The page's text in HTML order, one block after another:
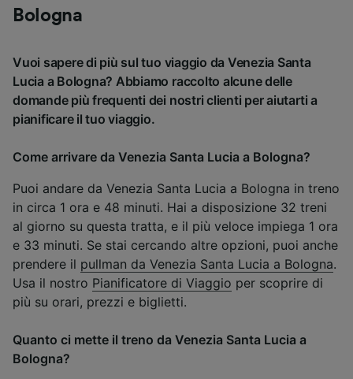
Bologna
Vuoi sapere di più sul tuo viaggio da Venezia Santa
Lucia a Bologna? Abbiamo raccolto alcune delle
domande più frequenti dei nostri clienti per aiutarti a
pianificare il tuo viaggio.
Come arrivare da Venezia Santa Lucia a Bologna?
Puoi andare da Venezia Santa Lucia a Bologna in treno
in circa 1 ora e 48 minuti. Hai a disposizione 32 treni
al giorno su questa tratta, e il più veloce impiega 1 ora
e 33 minuti. Se stai cercando altre opzioni, puoi anche
prendere il pullman da Venezia Santa Lucia a Bologna.
Usa il nostro Pianificatore di Viaggio per scoprire di
più su orari, prezzi e biglietti.
Quanto ci mette il treno da Venezia Santa Lucia a
Bologna?